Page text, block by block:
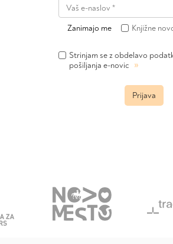
Zanimajo me Knjižne
Strinjam se z obdelavo
pošiljanja e-novic »
Prijava